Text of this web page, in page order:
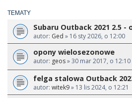
TEMATY
Subaru Outback 2021 2.5 -
autor: Ged » 16 sty 2026, o 12:00
opony wielosezonowe
autor: geos» 30 mar 2017, o 12:10
felga stalowa Outback
autor: witek9» 13 lis 2024, o 12:21